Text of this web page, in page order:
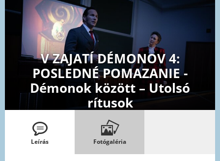
V ZAJATÍ DÉMONOV 4:
POSLEDNÉ POMAZANIE -
Démonok között – Utolsó
rítusok
Leírás Fotógaléria